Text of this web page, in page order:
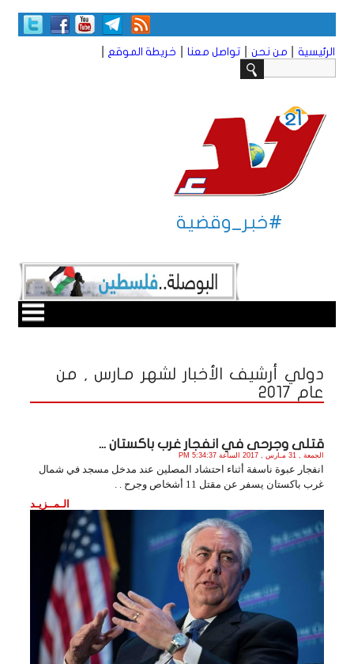
الرئيسية من نحن تواصل معنا خريطة الموقع
#خبر_وقضية
دولي أرشيف الأخبار لشهر مـارس , من
عام 2017
قتلى وجرحى في انفجار غرب باكستان ...
الجمعة , 31 مـارس , 2017 الساعة 5:34:37 PM
انفجار عبوة ناسفة أثناء احتشاد المصلين عند مدخل مسجد في شمال
غرب باكستان يسفر عن مقتل 11 أشخاص وجرح . .
الـمــزيـد